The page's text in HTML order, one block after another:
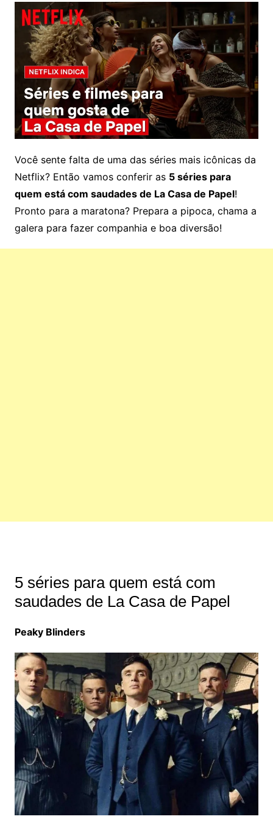
Você sente falta de uma das séries mais icônicas da
Netflix? Então vamos conferir as 5 séries para
quem está com saudades de La Casa de Papel!
Pronto para a maratona? Prepara a pipoca, chama a
galera para fazer companhia e boa diversão!
5 séries para quem está com
saudades de La Casa de Papel
Peaky Blinders